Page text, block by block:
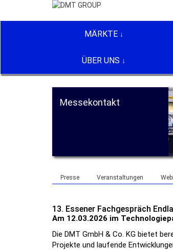
MÄRKTE
ÜBER UNS
Messekontakt
Presse Veranstaltungen
13. Essener Fachgespräch
Am 12.03.2026 im
Die DMT GmbH & Co. KG bietet
Projekte und laufende